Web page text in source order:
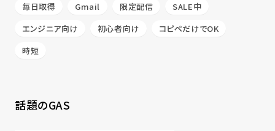
毎日取得
Gmail 限定配信
SALE中
エンジニア向け
初心者向け
コピペだけでOK
時短
話題のGAS